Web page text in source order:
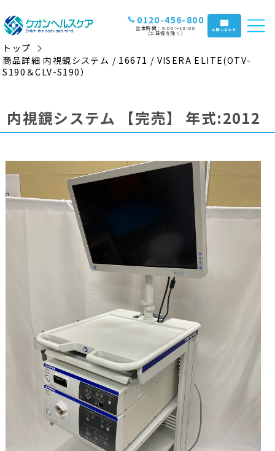
0120-456-800
営業時間：9:00〜18:00
(土日祝を除く) お問い合わせ
トップ
商品詳細 内視鏡システム / 16671 / VISERA ELITE(OTV-
S190＆CLV-S190）
内視鏡システム 【完売】 年式:2012